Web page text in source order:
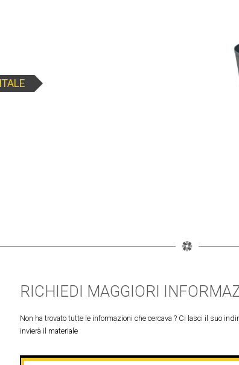
RICHIEDI MAGGIORI
Non ha trovato tutte le informazioni che cercava ? Ci lasci il suo
invierà il materiale